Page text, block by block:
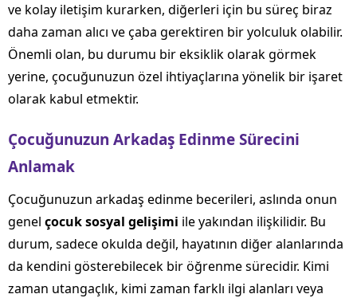
ve kolay iletişim kurarken, diğerleri için bu süreç biraz
daha zaman alıcı ve çaba gerektiren bir yolculuk olabilir.
Önemli olan, bu durumu bir eksiklik olarak görmek
yerine, çocuğunuzun özel ihtiyaçlarına yönelik bir işaret
olarak kabul etmektir.
Çocuğunuzun Arkadaş Edinme Sürecini
Anlamak
Çocuğunuzun arkadaş edinme becerileri, aslında onun
genel çocuk sosyal gelişimi ile yakından ilişkilidir. Bu
durum, sadece okulda değil, hayatının diğer alanlarında
da kendini gösterebilecek bir öğrenme sürecidir. Kimi
zaman utangaçlık, kimi zaman farklı ilgi alanları veya